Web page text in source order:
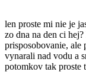
len proste mi nie je
zo dna na den ci
prisposobovanie, ale
vynarali nad vodu a
potomkov tak proste